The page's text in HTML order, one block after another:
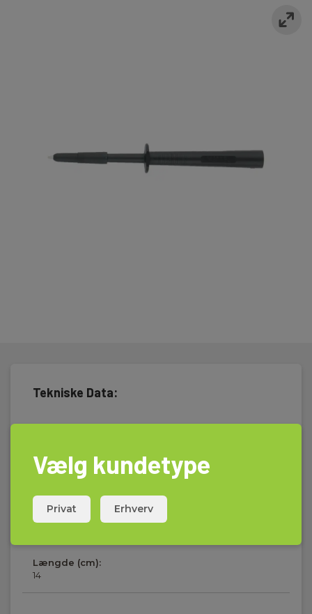
Tekniske Data:
Krokodillenæb - til flere grupper
Farve:
Længde (cm):
14
Vælg kundetype
Privat Erhverv